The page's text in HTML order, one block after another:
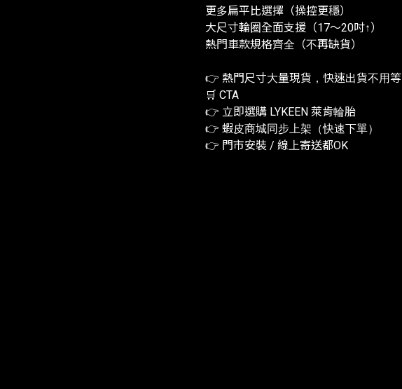
更多扁平比選擇（操控更穩）
大尺寸輪圈全面支援（17～20吋↑）
熱門車款規格齊全（不再缺貨）
👉 熱門尺寸大量現貨，快速出貨不用等
🛒 CTA
👉 立即選購 LYKEEN 萊肯輪胎
👉 蝦皮商城同步上架（快速下單）
👉 門市安裝 / 線上寄送都OK